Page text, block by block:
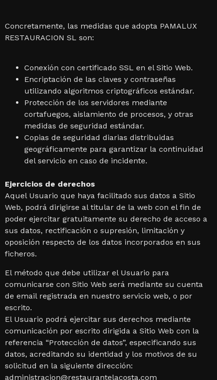
Concretamente, las medidas que adopta PAMALUX
RESTAURACION SL son:
Conexión con certificado SSL en el Sitio Web.
Encriptación de las claves y contraseñas
utilizando algoritmos criptográficos estándar.
Protección de los servidores mediante
cortafuegos, aislamiento de procesos, y otras
medidas de seguridad estándar.
Copias de seguridad diarias distribuidas
geográficamente para garantizar la continuidad
del servicio en caso de incidente.
Ejercicios de derechos
Aquel Usuario que haya facilitado sus datos a Sitio
Web, podrá dirigirse al titular de la web con el fin de
poder ejercitar gratuitamente su derecho de acceso a
sus datos, rectificación o supresión, limitación y
oposición respecto de los datos incorporados en sus
ficheros.
El método que debe utilizar el Usuario para
comunicarse con Sitio Web será mediante su cuenta
de email registrada en nuestro servicio web, o por
escrito.
El Usuario podrá ejercitar sus derechos mediante
comunicación por escrito dirigida a Sitio Web con la
referencia “Protección de datos”, especificando sus
datos, acreditando su identidad y los motivos de su
solicitud en la siguiente dirección:
administracion@restaurantelacosta.com